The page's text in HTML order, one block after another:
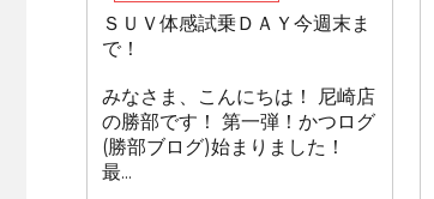
ＳＵＶ体感試乗ＤＡＹ今週末ま
で！
みなさま、こんにちは！ 尼崎店
の勝部です！ 第一弾！かつログ
(勝部ブログ)始まりました！
最...